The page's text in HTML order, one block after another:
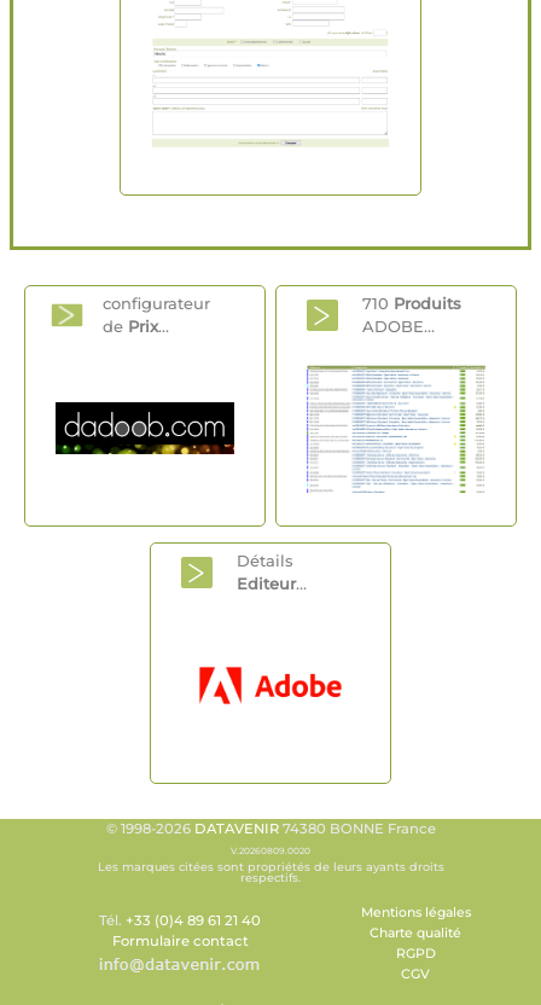
configurateur
de Prix...
710 Produits
ADOBE...
Détails
Editeur...
© 1998-2026 DATAVENIR74380 BONNE France
V.20260809.0020
Les marques citées sont propriétés de leurs ayants droits
respectifs.
Tél. +33 (0)4 89 61 21 40
Formulaire contact
Mentions légales
Charte qualité
RGPD
CGV